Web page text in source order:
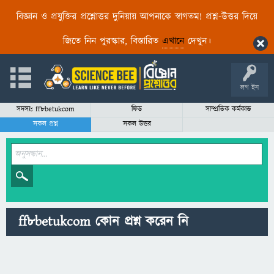
বিজ্ঞান ও প্রযুক্তির প্রশ্নোত্তর দুনিয়ায় আপনাকে স্বাগতম! প্রশ্ন-উত্তর দিয়ে
জিতে নিন পুরস্কার, বিস্তারিত এখানেদেখুন।
লগ ইন
সদস্যঃ ff8betukcom ফিড
সাম্প্রতিক কর্মকান্ড
সকল প্রশ্ন
সকল উত্তর
ff8betukcom কোন প্রশ্ন করেন নি